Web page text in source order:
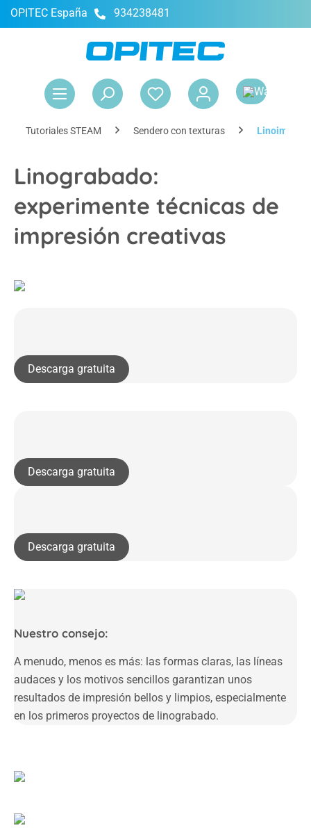
principal
OPITEC España 934238481
Tutoriales STEAM Sendero con texturas
Linograbado:
experimente técnicas de
impresión creativas
Descarga gratuita
Descarga gratuita
Descarga gratuita
Nuestro consejo:
A menudo, menos es más: las formas claras, las líneas
audaces y los motivos sencillos garantizan unos
resultados de impresión bellos y limpios, especialmente
en los primeros proyectos de linograbado.